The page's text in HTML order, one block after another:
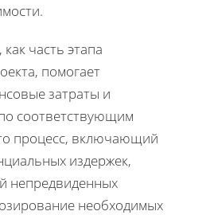
часть этапа
помогает
затраты и
соответствующим
процесс, включающий
издержек,
непредвиденных
необходимых